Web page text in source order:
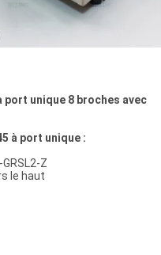
port unique 8 broches avec
à port unique :
Z
le haut